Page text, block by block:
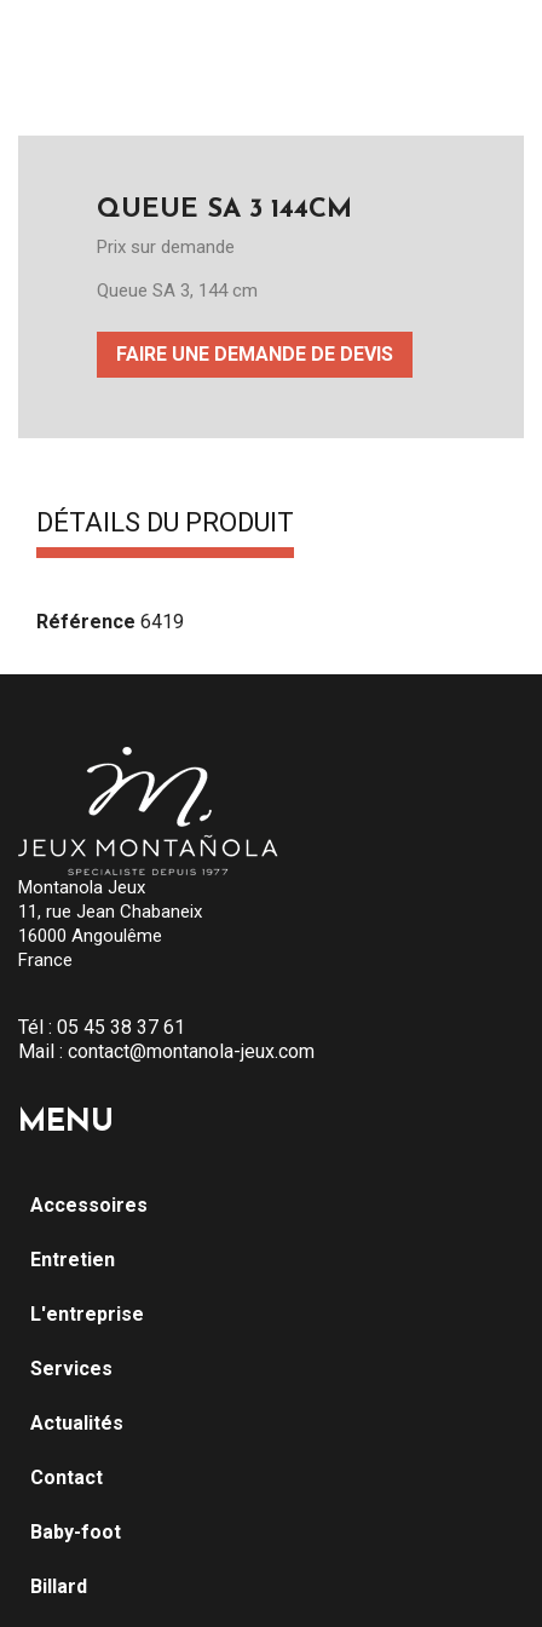
QUEUE SA 3 144CM
Prix sur demande
Queue SA 3, 144 cm
FAIRE UNE DEMANDE DE DEVIS
DÉTAILS DU PRODUIT
Référence 6419
Montanola Jeux
11, rue Jean Chabaneix
16000 Angoulême
France
Tél : 05 45 38 37 61
Mail : contact@montanola-jeux.com
MENU
Accessoires
Entretien
L'entreprise
Services
Actualités
Contact
Baby-foot
Billard